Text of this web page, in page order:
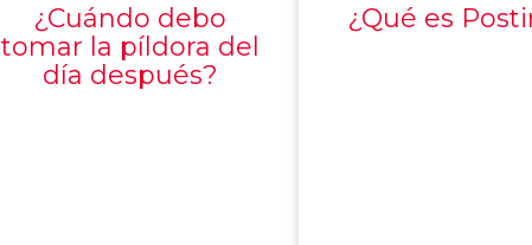
¿Cuándo debo
tomar la píldora del
día después?
¿Qué es